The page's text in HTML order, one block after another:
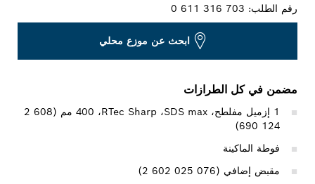
رقم الطلب:0 611 316 703
ابحث عن موزع محلي
مضمن في كل الطرازات
1 إزميل مفلطح، SDS max‏، RTec Sharp‏، 400 مم (‎2 608
690 124)
فوطة الماكينة
مقبض إضافي (‎2 602 025 076)